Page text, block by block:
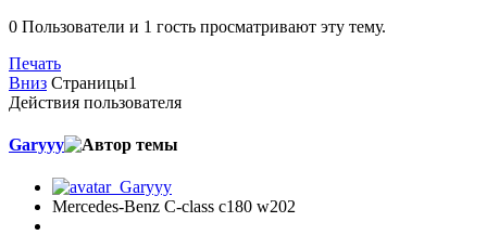
0 Пользователи и 1 гость просматривают эту тему.
Печать
Вниз Страницы1
Действия пользователя
Garyyy
Mercedes-Benz C-class c180 w202